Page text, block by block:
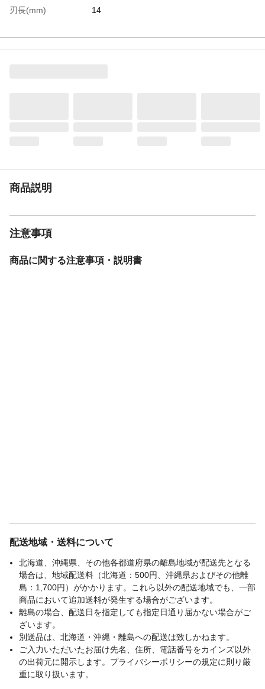
刃長(mm)
14
生産国
アメリカ
商品説明
注意事項
商品に関する注意事項・説明書
配送地域・送料について
北海道、沖縄県、その他各都道府県の離島地域が配送先となる
場合は、地域配送料（北海道：500円、沖縄県およびその他離
島：1,700円）がかかります。これら以外の配送地域でも、一部
商品において追加送料が発生する場合がございます。
離島の場合、配送日を指定しても指定日通り届かない場合がご
ざいます。
別送品は、北海道・沖縄・離島への配送は致しかねます。
ご入力いただいたお届け先名、住所、電話番号をカインズ以外
の出荷元に開示します。プライバシーポリシーの規定に則り厳
重に取り扱います。